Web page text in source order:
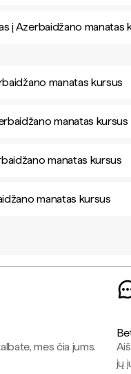
į Azerbaidžano manatas
manatas kursus
manatas kursus
manatas kursus
manatas kursus
mes čia jums.
jų